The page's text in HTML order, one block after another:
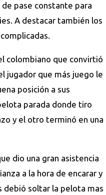
pase constante para
A destacar también los
colombiano que convirtió
jugador que más juego le
posición a sus
parada donde tiro
y el otro terminó en una
dio una gran asistencia
a la hora de encarar y
debió soltar la pelota mas